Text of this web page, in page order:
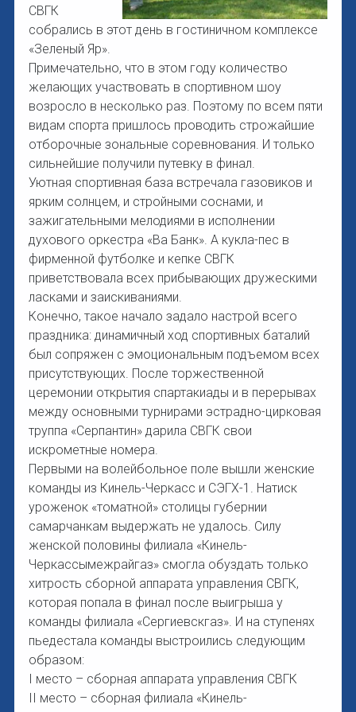
СВГК
собрались в этот день в гостиничном комплексе
«Зеленый Яр».
Примечательно, что в этом году количество
желающих участвовать в спортивном шоу
возросло в несколько раз. Поэтому по всем пяти
видам спорта пришлось проводить строжайшие
отборочные зональные соревнования. И только
сильнейшие получили путевку в финал.
Уютная спортивная база встречала газовиков и
ярким солнцем, и стройными соснами, и
зажигательными мелодиями в исполнении
духового оркестра «Ва Банк». А кукла-пес в
фирменной футболке и кепке СВГК
приветствовала всех прибывающих дружескими
ласками и заискиваниями.
Конечно, такое начало задало настрой всего
праздника: динамичный ход спортивных баталий
был сопряжен с эмоциональным подъемом всех
присутствующих. После торжественной
церемонии открытия спартакиады и в перерывах
между основными турнирами эстрадно-цирковая
труппа «Серпантин» дарила СВГК свои
искрометные номера.
Первыми на волейбольное поле вышли женские
команды из Кинель-Черкасс и СЭГХ-1. Натиск
уроженок «томатной» столицы губернии
самарчанкам выдержать не удалось. Силу
женской половины филиала «Кинель-
Черкассымежрайгаз» смогла обуздать только
хитрость сборной аппарата управления СВГК,
которая попала в финал после выигрыша у
команды филиала «Сергиевскгаз». И на ступенях
пьедестала команды выстроились следующим
образом:
I место – сборная аппарата управления СВГК
II место – сборная филиала «Кинель-